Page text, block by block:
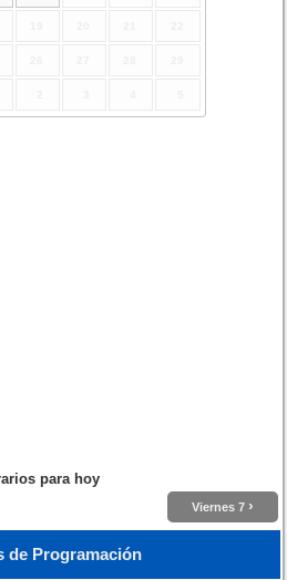
para hoy
Viernes 7 ›
de Programación